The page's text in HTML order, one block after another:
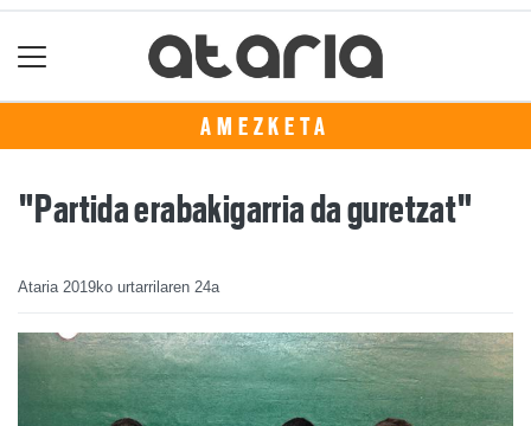
AMEZKETA
"Partida erabakigarria da guretzat"
Ataria 2019ko urtarrilaren 24a